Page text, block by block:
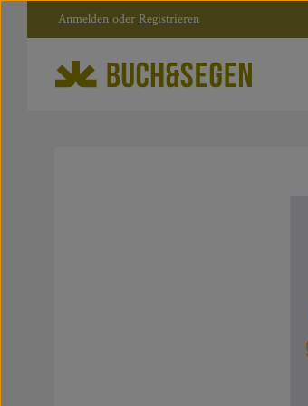
Zum Hauptinhalt springen
Zur Hauptnavigation springen
Anmelden oder Registrieren